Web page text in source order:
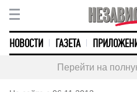
НОВОСТИ ГАЗЕТА
Перейти на